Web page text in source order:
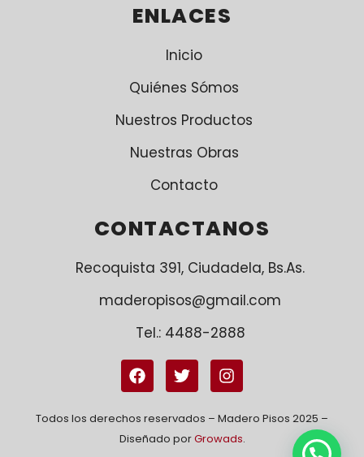
ENLACES
Inicio
Quiénes Sómos
Nuestros Productos
Nuestras Obras
Contacto
CONTACTANOS
Recoquista 391, Ciudadela, Bs.As.
maderopisos@gmail.com
Tel.: 4488-2888
Todos los derechos reservados – Madero Pisos 2025 –
Diseñado porGrowads.